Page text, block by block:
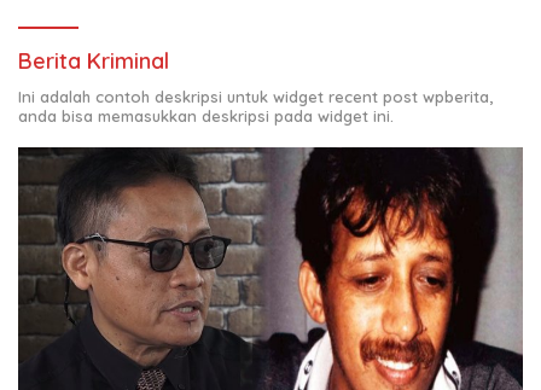
Berita Kriminal
Ini adalah contoh deskripsi untuk widget recent post wpberita,
anda bisa memasukkan deskripsi pada widget ini.